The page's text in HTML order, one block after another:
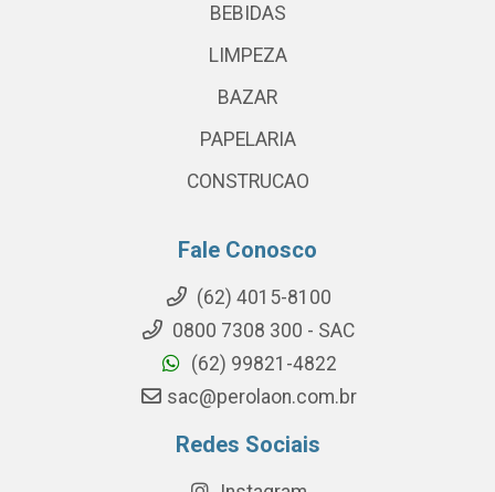
BEBIDAS
LIMPEZA
BAZAR
PAPELARIA
CONSTRUCAO
Fale Conosco
(62) 4015-8100
0800 7308 300 - SAC
(62) 99821-4822
sac@perolaon.com.br
Redes Sociais